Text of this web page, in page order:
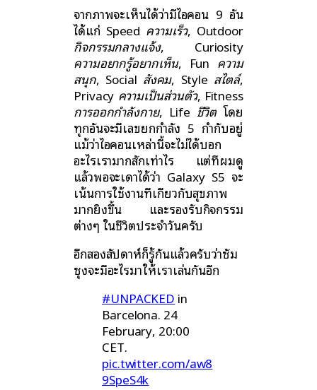
จากภาพจะเห็นได้ว่ามีไอคอน 9 อัน
ได้แก่ Speed ความเร็ว, Outdoor
กิจกรรมกลางแจ้ง, Curiosity
ความอยากรู้อยากเห็น, Fun ความ
สนุก, Social สังคม, Style สไตล์,
Privacy ความเป็นส่วนตัว, Fitness
การออกกำลังกาย, Life ชีวิตโดย
ทุกอันจะมีเลขยกกำลัง 5 กำกับอยู่
แม้ว่าไอคอนเหล่านี้จะไม่ได้บอก
อะไรเรามากสักเท่าไร แต่ที่ผมดู
แล้วพอจะเดาได้ว่า Galaxy S5 จะ
เน้นการใช้งานที่เกี่ยวกับสุขภาพ
มากยิ่งขึ้น และรองรับกิจกรรม
ต่างๆ ในชีวิตประจำวันครับ
อีกสองสัปดาห์ก็รู้กันแล้วครับว่าซัม
ซุงจะมีอะไรมาให้เราเล่นกันอีก
#UNPACKED in
Barcelona. 24
February, 20:00
CET.
pic.twitter.com/aw8
9SpeS4k